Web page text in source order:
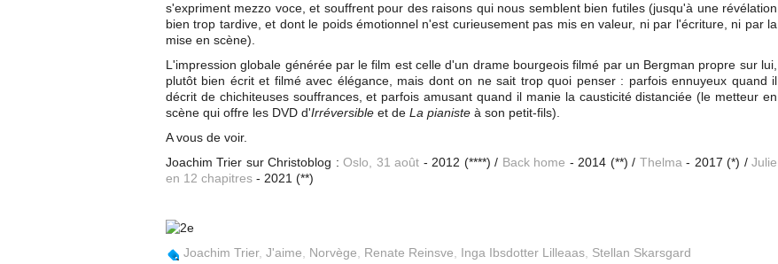
s'expriment mezzo voce, et souffrent pour des raisons qui nous semblent bien futiles (jusqu'à une révélation
bien trop tardive, et dont le poids émotionnel n'est curieusement pas mis en valeur, ni par l'écriture, ni par la
mise en scène).
L'impression globale générée par le film est celle d'un drame bourgeois filmé par un Bergman propre sur lui,
plutôt bien écrit et filmé avec élégance, mais dont on ne sait trop quoi penser : parfois ennuyeux quand il
décrit de chichiteuses souffrances, et parfois amusant quand il manie la causticité distanciée (le metteur en
scène qui offre les DVD d'Irréversible et de La pianiste à son petit-fils).
A vous de voir.
Joachim Trier sur Christoblog : Oslo, 31 août - 2012 (****) / Back home - 2014 (**) / Thelma - 2017 (*) /Julie
en 12 chapitres - 2021 (**)
Joachim Trier, J'aime Norvège Renate Reinsve Inga Ibsdotter Lilleaas Stellan Skarsgard